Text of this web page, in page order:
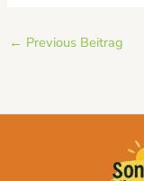
← Previous Beitrag